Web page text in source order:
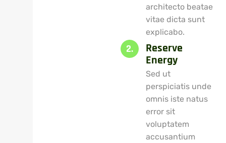
architecto beatae
vitae dicta sunt
explicabo.
2.
Reserve
Energy
Sed ut
perspiciatis unde
omnis iste natus
error sit
voluptatem
accusantium